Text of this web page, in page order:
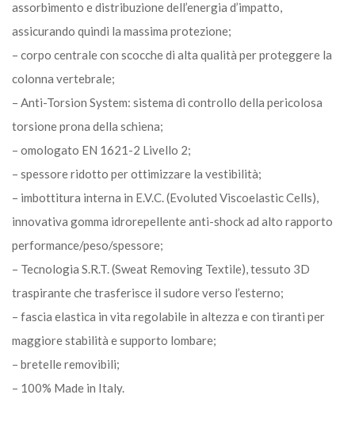
assorbimento e distribuzione dell’energia d’impatto,
assicurando quindi la massima protezione;
– corpo centrale con scocche di alta qualità per proteggere la
colonna vertebrale;
– Anti-Torsion System: sistema di controllo della pericolosa
torsione prona della schiena;
– omologato EN 1621-2 Livello 2;
– spessore ridotto per ottimizzare la vestibilità;
– imbottitura interna in E.V.C. (Evoluted Viscoelastic Cells),
innovativa gomma idrorepellente anti-shock ad alto rapporto
performance/peso/spessore;
– Tecnologia S.R.T. (Sweat Removing Textile), tessuto 3D
traspirante che trasferisce il sudore verso l’esterno;
– fascia elastica in vita regolabile in altezza e con tiranti per
maggiore stabilità e supporto lombare;
– bretelle removibili;
– 100% Made in Italy.